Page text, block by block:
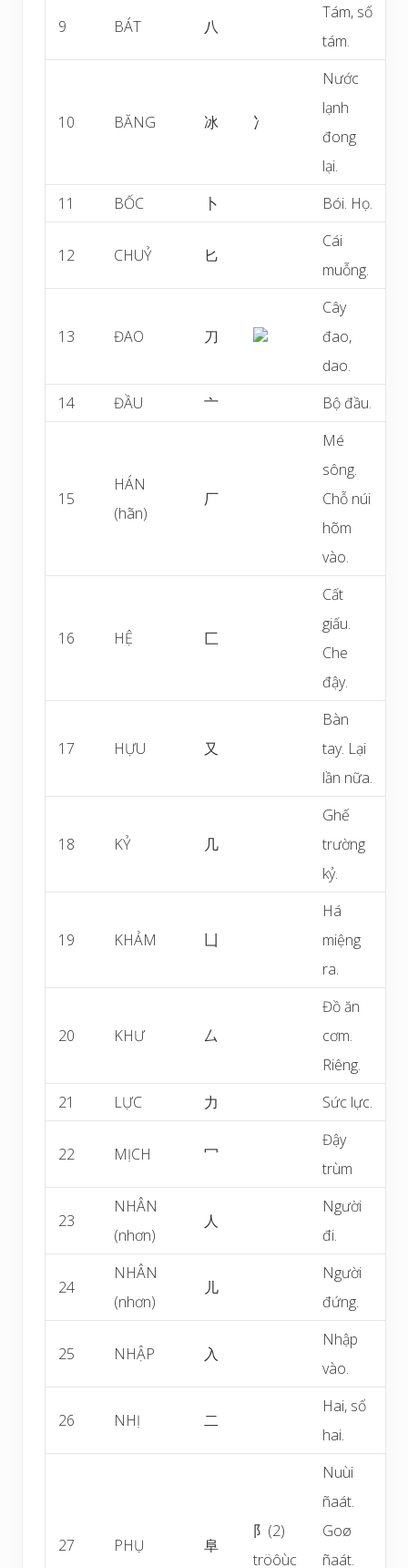
9 BÁT 八
Tám, số
tám.
10 BĂNG 冰 冫
Nước
lạnh
đong
lại.
11
BỐC 卜 Bói. Họ.
12 CHUỶ 匕
Cái
muỗng.
13 ĐAO 刀
Cây
đao,
dao.
14
ĐẦU 亠 Bộ đầu.
15
HÁN
(hãn)
厂
Mé
sông.
Chỗ núi
hõm
vào.
16 HỆ 匚
Cất
giấu.
Che
đậy.
17 HỰU 又
Bàn
tay. Lại
lần nữa.
18 KỶ 几
Ghế
trường
kỷ.
19 KHẢM 凵
Há
miệng
ra.
20 KHƯ 厶
Đồ ăn
cơm.
Riêng.
21
LỰC 力 Sức lực.
22 MỊCH 冖
Đậy
trùm
23
NHÂN
(nhơn)
人
Người
đi.
24
NHÂN
(nhơn)
儿
Người
đứng.
25 NHẬP 入
Nhập
vào.
26 NHỊ 二
Hai, số
hai.
27 PHỤ 阜
阝(2)
tröôùc
Nuùi
ñaát.
Goø
ñaát.